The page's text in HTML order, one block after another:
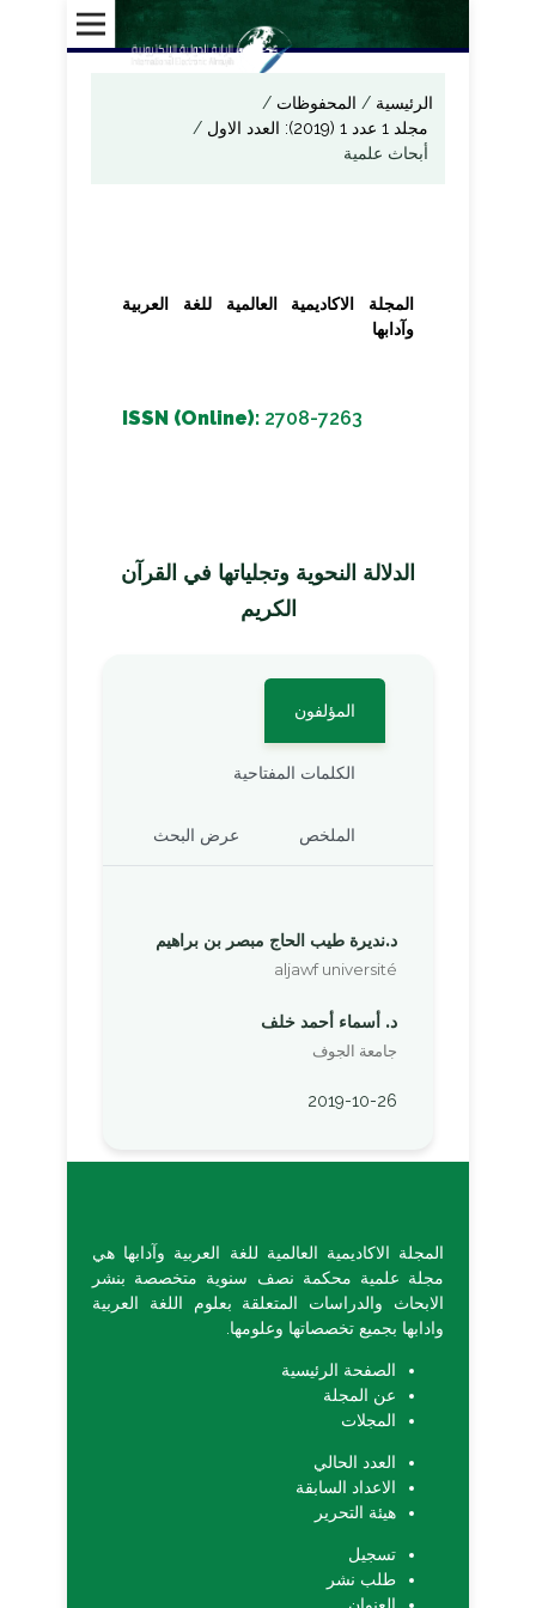
الرئيسية/ المحفوظات/
مجلد 1 عدد 1 (2019): العدد الاول
/
أبحاث علمية
المجلة الاكاديمية العالمية للغة العربية
وآدابها
ISSN (Online): 2708-7263
الدلالة النحوية وتجلياتها في القرآن
الكريم
المؤلفون
الكلمات المفتاحية
الملخص عرض البحث
د.نديرة طيب الحاج مبصر بن براهيم
aljawf université
د. أسماء أحمد خلف
جامعة الجوف
2019-10-26
المجلة الاكاديمية العالمية للغة العربية وآدابها هي
مجلة علمية محكمة نصف سنوية متخصصة بنشر
الابحاث والدراسات المتعلقة بعلوم اللغة العربية
وادابها بجميع تخصصاتها وعلومها.
الصفحة الرئيسية
عن المجلة
المجلات
العدد الحالي
الاعداد السابقة
هيئة التحرير
تسجيل
طلب نشر